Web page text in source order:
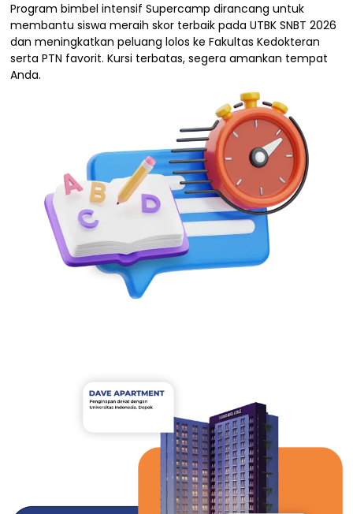
Program bimbel intensif Supercamp dirancang untuk
membantu siswa meraih skor terbaik pada UTBK SNBT 2026
dan meningkatkan peluang lolos ke Fakultas Kedokteran
serta PTN favorit. Kursi terbatas, segera amankan tempat
Anda.